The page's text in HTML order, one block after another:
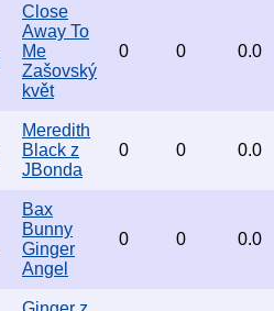
Close
Away To
Me
Zašovský
květ
0 0 0.0
Meredith
Black z
JBonda
0 0 0.0
Bax
Bunny
Ginger
Angel
0 0 0.0